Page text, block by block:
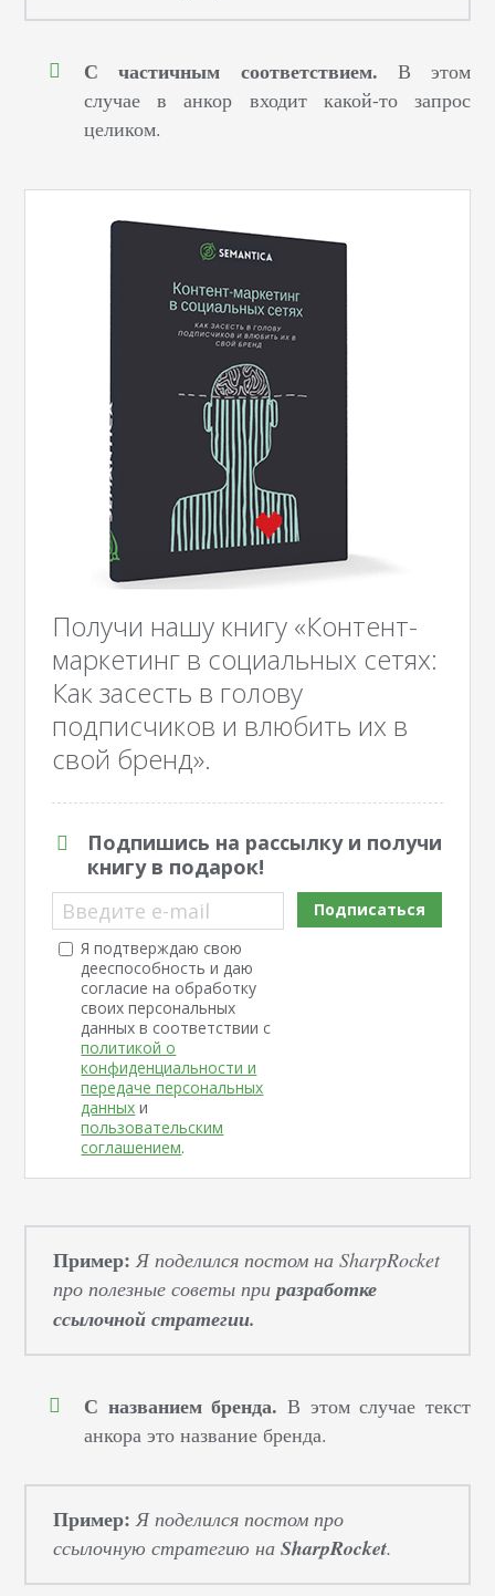
С частичным соответствием. В этом
случае в анкор входит какой-то запрос
целиком.
Получи нашу книгу «Контент-
маркетинг в социальных сетях:
Как засесть в голову
подписчиков и влюбить их в
свой бренд».
Подпишись на рассылку и получи
книгу в подарок!
Введите e-mail
Я подтверждаю свою
дееспособность и даю
согласие на обработку
своих персональных
данных в соответствии с
политикой о
конфиденциальности и
передаче персональных
данных и
пользовательским
соглашением.
Подписаться
Пример:Я поделился постом на SharpRocket
про полезные советы приразработке
ссылочной стратегии.
С названием бренда. В этом случае текст
анкора это название бренда.
Пример:Я поделился постом про
ссылочную стратегию наSharpRocket.